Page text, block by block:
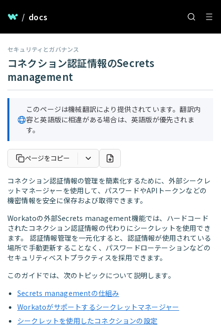
/ docs
セキュリティとガバナンス
コネクション認証情報のSecrets
management
このページは機械翻訳により提供されています。翻訳内
容と英語版に相違がある場合は、英語版が優先されま
す。
ページをコピー
コネクション認証情報の管理を簡素化するために、外部シークレ
ットマネージャーを使用して、パスワードやAPIトークンなどの
機密情報を安全に保存および取得できます。
Workatoの外部Secrets management機能では、ハードコード
されたコネクション認証情報の代わりにシークレットを使用でき
ます。 認証情報管理を一元化すると、認証情報が使用されている
場所で手動更新することなく、パスワードローテーションなどの
セキュリティベストプラクティスを採用できます。
このガイドでは、次のトピックについて説明します。
Secrets managementの仕組み
Workatoがサポートするシークレットマネージャー
シークレットを使用したコネクションの設定